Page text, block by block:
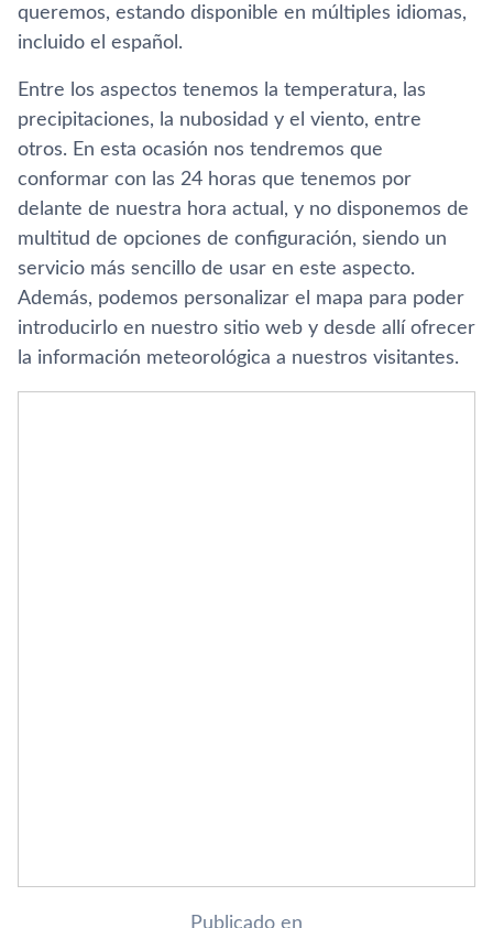
queremos, estando disponible en múltiples idiomas,
incluido el español.
Entre los aspectos tenemos la temperatura, las
precipitaciones, la nubosidad y el viento, entre
otros. En esta ocasión nos tendremos que
conformar con las 24 horas que tenemos por
delante de nuestra hora actual, y no disponemos de
multitud de opciones de configuración, siendo un
servicio más sencillo de usar en este aspecto.
Además, podemos personalizar el mapa para poder
introducirlo en nuestro sitio web y desde allí­ ofrecer
la información meteorológica a nuestros visitantes.
Publicado en